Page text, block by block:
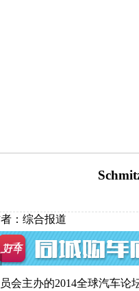
：综合报道
会主办的2014全球汽车